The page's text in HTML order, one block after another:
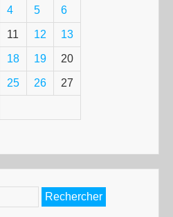
4 5 6
11 12 13
18 19 20
25 26 27